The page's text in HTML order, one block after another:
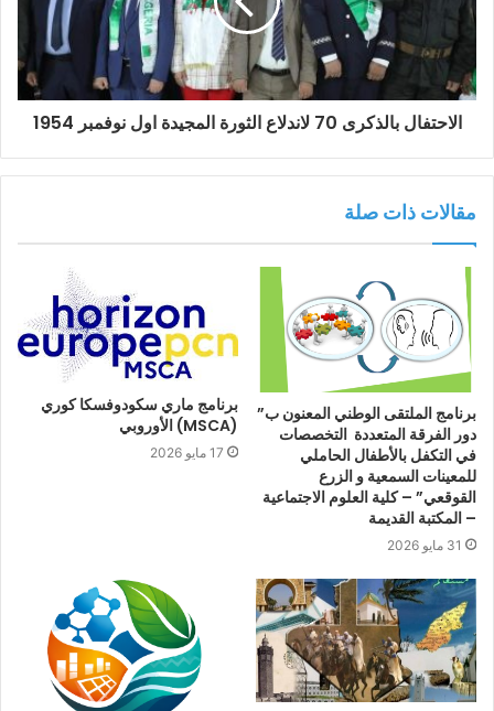
الاحتفال بالذكرى 70 لاندلاع الثورة المجيدة اول نوفمبر 1954
مقالات ذات صلة
برنامج الملتقى الوطني المعنون ب”
دور الفرقة المتعددة التخصصات
في التكفل بالأطفال الحاملي
للمعينات السمعية و الزرع
القوقعي” – كلية العلوم الاجتماعية
– المكتبة القديمة
31 مايو 2026
برنامج ماري سكودوفسكا كوري
(MSCA) الأوروبي
17 مايو 2026